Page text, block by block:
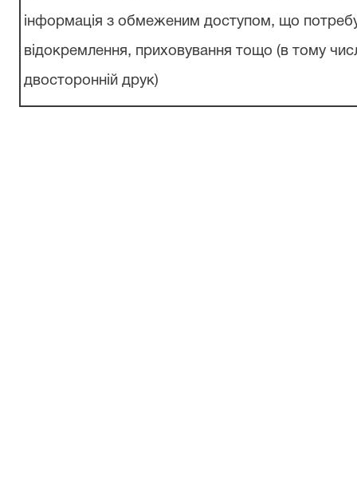
інформація з обмеженим доступом, що
відокремлення, приховування тощо (в тому
двосторонній друк)